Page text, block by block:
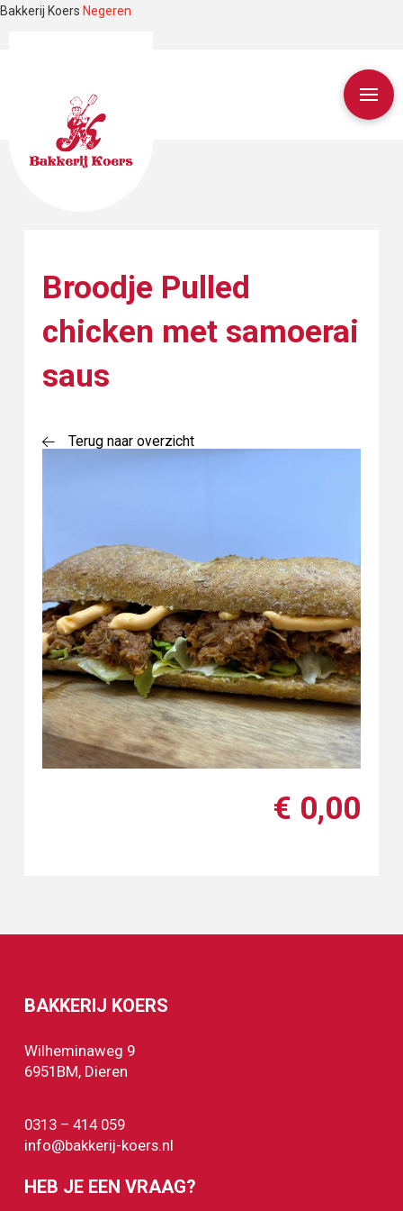
Bakkerij Koers Negeren
Broodje Pulled
chicken met samoerai
saus
Terug naar overzicht
€ 0,00
BAKKERIJ KOERS
Wilheminaweg 9
6951BM, Dieren
0313 – 414 059
info@bakkerij-koers.nl
HEB JE EEN VRAAG?